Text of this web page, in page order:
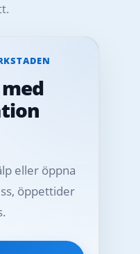
eller öppna
öppettider